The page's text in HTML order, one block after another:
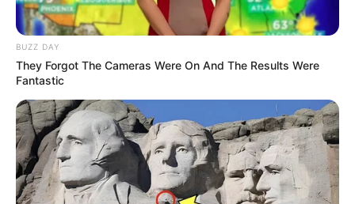
From Albinos To Polygamists: The World's Most
Unique Families
BRAINBERRIES
BUZZ DAY
They Forgot The Cameras Were On And The Results Were
Fantastic